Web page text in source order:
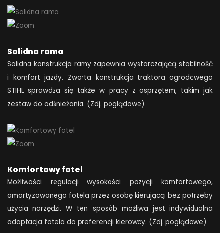
Solidna rama
Solidna konstrukcja ramy zapewnia wystarczającą stabilność
i komfort jazdy. Zwarta konstrukcja traktora ogrodowego
STIHL sprawdza się także w pracy z osprzętem, takim jak
zestaw do odśnieżania. (Zdj. poglądowe)
Komfortowy fotel
Możliwości regulacji wysokości pozycji komfortowego,
amortyzowanego fotela przez osobę kierującą, bez potrzeby
użycia narzędzi. W ten sposób możliwa jest indywidualna
adaptacja fotela do preferencji kierowcy. (Zdj. poglądowe)